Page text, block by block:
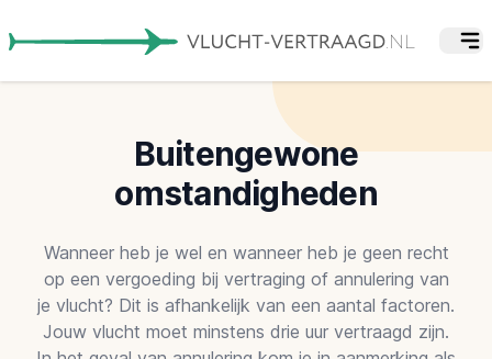
Buitengewone
omstandigheden
Wanneer heb je wel en wanneer heb je geen recht
op een vergoeding bij vertraging of annulering van
je vlucht? Dit is afhankelijk van een aantal factoren.
Jouw vlucht moet minstens drie uur vertraagd zijn.